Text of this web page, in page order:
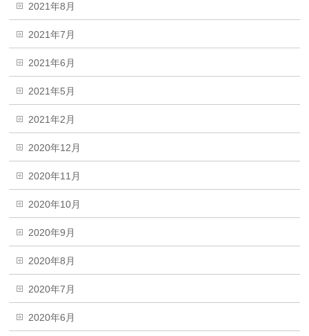
2021年8月
2021年7月
2021年6月
2021年5月
2021年2月
2020年12月
2020年11月
2020年10月
2020年9月
2020年8月
2020年7月
2020年6月